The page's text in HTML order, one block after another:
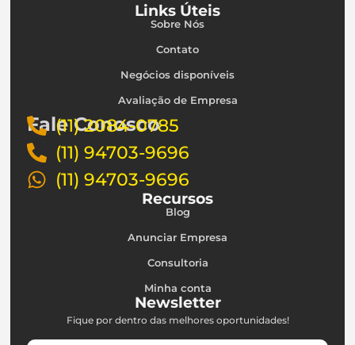
Links Úteis
Sobre Nós
Contato
Negócios disponíveis
Avaliação de Empresa
Fale Conosco
(11) 2084-0785
(11) 94703-9696
(11) 94703-9696
Recursos
Blog
Anunciar Empresa
Consultoria
Minha conta
Newsletter
Fique por dentro das melhores oportunidades!